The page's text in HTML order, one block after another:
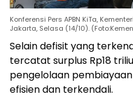
Konferensi Pers APBN KiTa,
Jakarta, Selasa (14/10).
Selain defisit yang
tercatat surplus Rp18
pengelolaan
efisien dan terkendali.